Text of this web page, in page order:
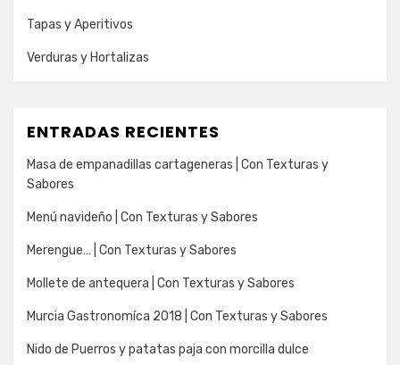
Tapas y Aperitivos
Verduras y Hortalizas
ENTRADAS RECIENTES
Masa de empanadillas cartageneras | Con Texturas y
Sabores
Menú navideño | Con Texturas y Sabores
Merengue… | Con Texturas y Sabores
Mollete de antequera | Con Texturas y Sabores
Murcia Gastronomíca 2018 | Con Texturas y Sabores
Nido de Puerros y patatas paja con morcilla dulce